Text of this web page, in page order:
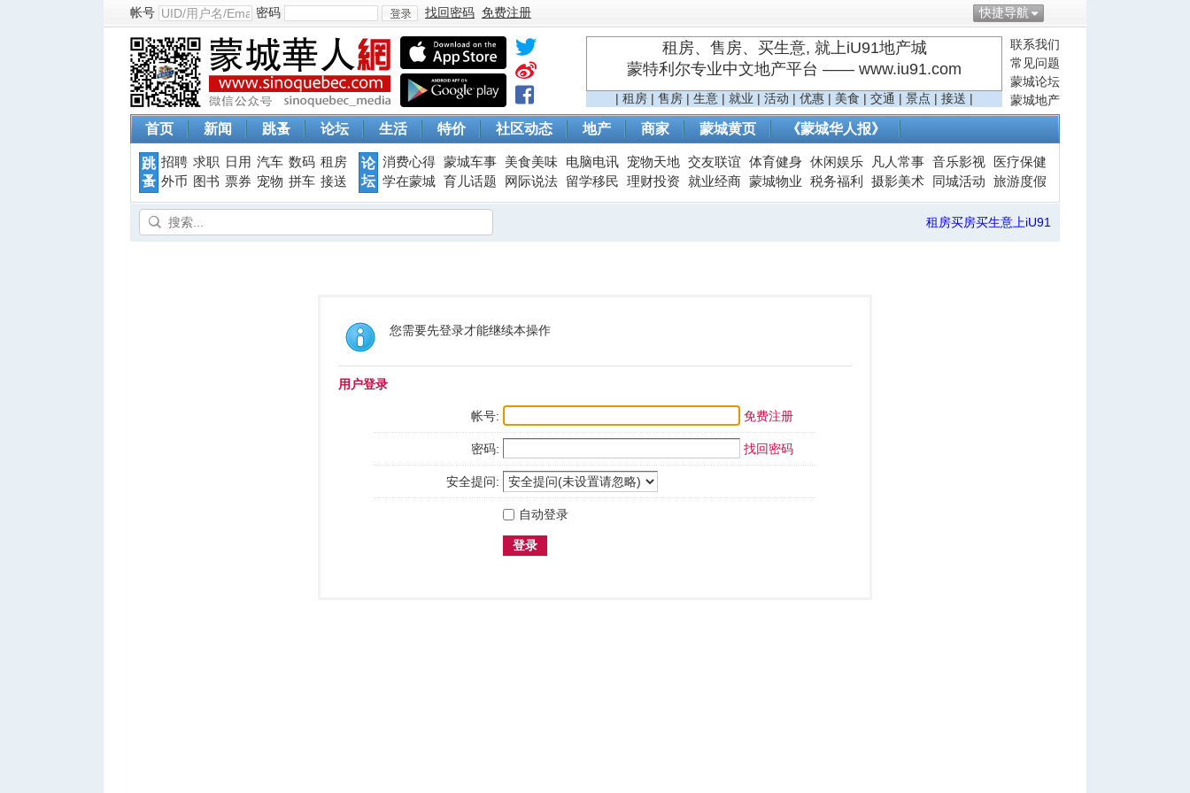
快捷导航
帐号 密码
登
找回密码 免费注册
联系我们
常见问题
蒙城论坛
蒙城地产
租房、售房、买生意, 就上iU91地产城
蒙特利尔专业中文地产平台 —— www.iu91.com
| 租房 | 售房 | 生意 | 就业 | 活动 | 优惠 | 美食 | 交通 | 景点 | 接送 |
首页 新闻 跳蚤 论坛 生活 特价 社区动态 地产 商家 蒙城黄页 《蒙城华人报》
跳
蚤
招聘 求职 日用 汽车 数码 租房
外币
图书 票券 宠物 拼车 接送
论
坛
消费心得 蒙城车事 美食美味 电脑电讯 宠物天地 交友联谊 体育健身 休闲娱乐 凡人常事 音乐影视
医疗保健
学在蒙城 育儿话题 网际说法 留学移民 理财投资 就业经商 蒙城物业 税务福利 摄影美术 同城活动 旅游度假
租房买房买生意上iU91
您需要先登录才能继续本操作
用户登录
帐号: 免费注册
密码: 找回密码
安全提问:
自动登录
登录